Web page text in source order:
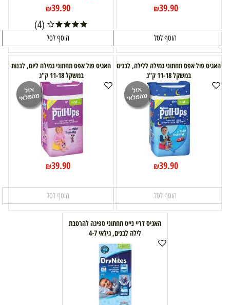
₪39.90
הוסף לסל
₪39.90
(4)
הוסף לסל
האגיס פול אפס תחתוני גמילה ללילה, לבנים
במשקל 11-18 ק"ג
₪39.90
הוסף לסל
האגיס פול אפס תחתוני גמילה ליום, לבנות
במשקל 11-18 ק"ג
₪39.90
הוסף לסל
האגיס דריי נייט תחתוני ספיגה להרטבת
לילה לבנים, גילאי 4-7